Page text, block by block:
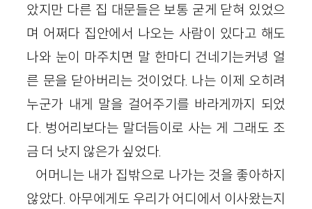
았지만 다른 집 대문들은 보통 굳게 닫혀 있었으
며 어쩌다 집안에서 나오는 사람이 있다고 해도
나와 눈이 마주치면 말 한마디 건네기는커녕 얼
른 문을 닫아버리는 것이었다. 나는 이제 오히려
누군가 내게 말을 걸어주기를 바라게까지 되었
다. 벙어리보다는 말더듬이로 사는 게 그래도 조
금 더 낫지 않은가 싶었다.
어머니는 내가 집밖으로 나가는 것을 좋아하지
않았다. 아무에게도 우리가 어디에서 이사왔는지